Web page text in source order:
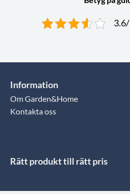
Information
Om Garden&Home
Kontakta oss
Rätt produkt till rätt pris